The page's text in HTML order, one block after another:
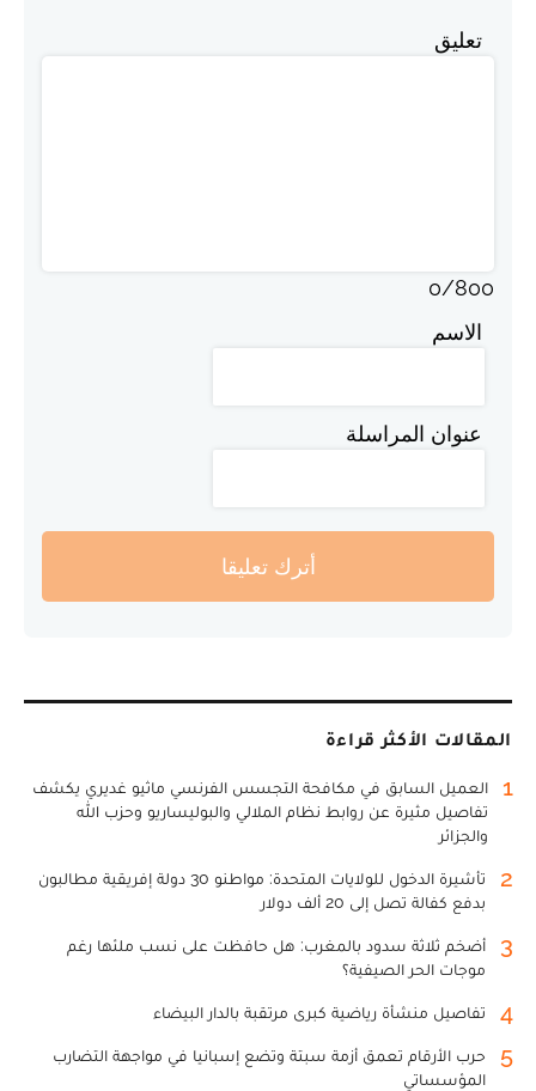
تعليق
0/800
الاسم
عنوان المراسلة
أترك تعليقا
المقالات الأكثر قراءة
1
العميل السابق في مكافحة التجسس الفرنسي ماثيو غديري يكشف
تفاصيل مثيرة عن روابط نظام الملالي والبوليساريو وحزب الله
والجزائر
2
تأشيرة الدخول للولايات المتحدة: مواطنو 30 دولة إفريقية مطالبون
بدفع كفالة تصل إلى 20 ألف دولار
3
أضخم ثلاثة سدود بالمغرب: هل حافظت على نسب ملئها رغم
موجات الحر الصيفية؟
4 تفاصيل منشأة رياضية كبرى مرتقبة بالدار البيضاء
5
حرب الأرقام تعمق أزمة سبتة وتضع إسبانيا في مواجهة التضارب
المؤسساتي